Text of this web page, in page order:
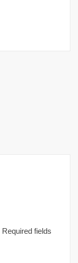
Required fields